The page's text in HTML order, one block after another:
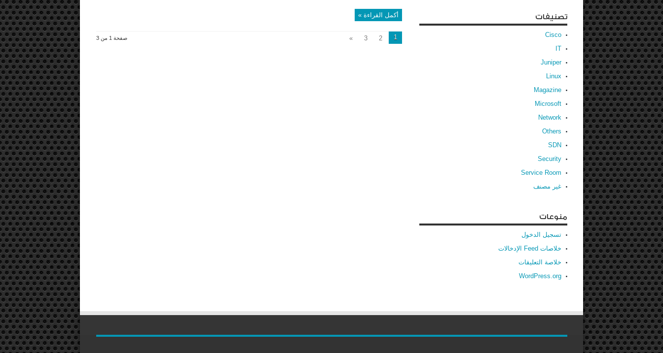
أكمل القراءة »
صفحة 1 من 3 1
2
3
»
تصنيفات
Cisco
IT
Juniper
Linux
Magazine
Microsoft
Network
Others
SDN
Security
Service Room
غير مصنف
منوعات
تسجيل الدخول
خلاصات Feed الإدخالات
خلاصة التعليقات
WordPress.org